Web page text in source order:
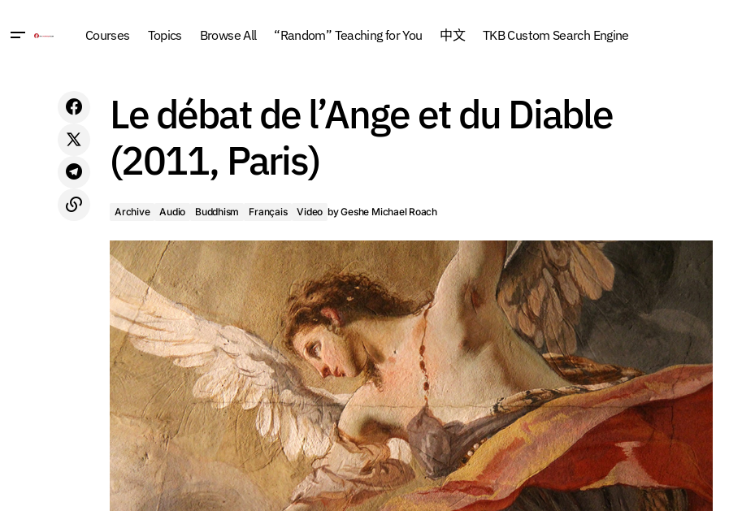
Courses Topics Browse All “Random” Teaching for You 中文 TKB Custom Search Engine
The Devil Debates an Angel, Part 18
(2024, Mexico)
Archive Français Video Le débat de l’Ange et du Diable
Le débat de l’Ange et du Diable
(2011, Paris)
Archive Audio Buddhism Français Video byGeshe Michael Roach